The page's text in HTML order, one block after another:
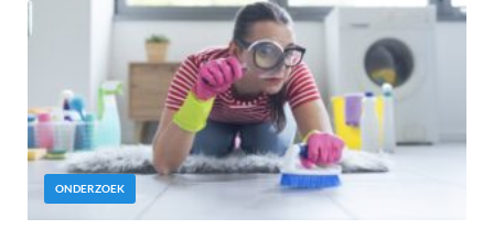
ONDERZOEK